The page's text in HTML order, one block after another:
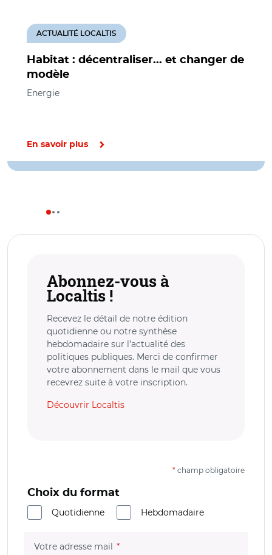
Habitat : décentraliser... et changer de
modèle
ACTUALITÉ LOCALTIS
Energie
En savoir plus
Abonnez-vous à
Localtis !
Recevez le détail de notre édition
quotidienne ou notre synthèse
hebdomadaire sur l’actualité des
politiques publiques. Merci de confirmer
votre abonnement dans le mail que vous
recevrez suite à votre inscription.
Découvrir Localtis
* champ obligatoire
Choix du format
Quotidienne
Hebdomadaire
Votre adresse mail (champ obligatoire)